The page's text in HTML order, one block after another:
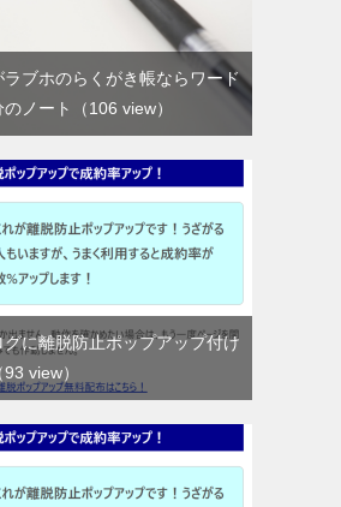
ブホのらくがき帳ならワード
ノート
（106 view）
に離脱防止ポップアップ付け
93 view）